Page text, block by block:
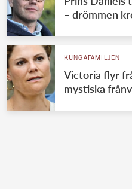
– drömmen
KUNGAFAMILJEN
Victoria flyr
mystiska